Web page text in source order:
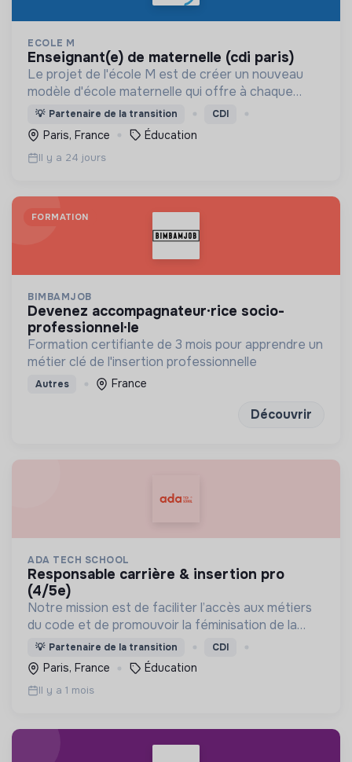
ECOLE M
enseignant(e) de maternelle (cdi paris)
Le projet de l'école M est de créer un nouveau
modèle d'école maternelle qui offre à chaque
enfant une éducation personnalisée et qui
contribue à la réduction des inégalités scolaires.
💡 Partenaire de la transition CDI
Paris, France Éducation
Il y a 24 jours
FORMATION
BIMBAMJOB
devenez accompagnateur·rice socio-
professionnel·le
Formation certifiante de 3 mois pour apprendre un
métier clé de l'insertion professionnelle
Autres France
Découvrir
ADA TECH SCHOOL
responsable carrière & insertion pro
(4/5e)
Notre mission est de faciliter l’accès aux métiers
du code et de promouvoir la féminisation de la
tech, en créant by design une formation qui
s’attaque aux biais genrés et culturels de
l’informatique.
💡 Partenaire de la transition CDI
Paris, France Éducation
Il y a 1 mois